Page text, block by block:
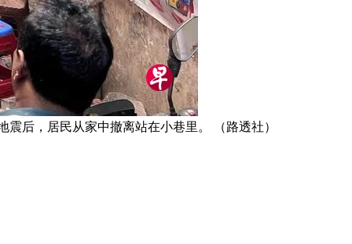
后，居民从家中撤离站在小巷里。 （路透社）